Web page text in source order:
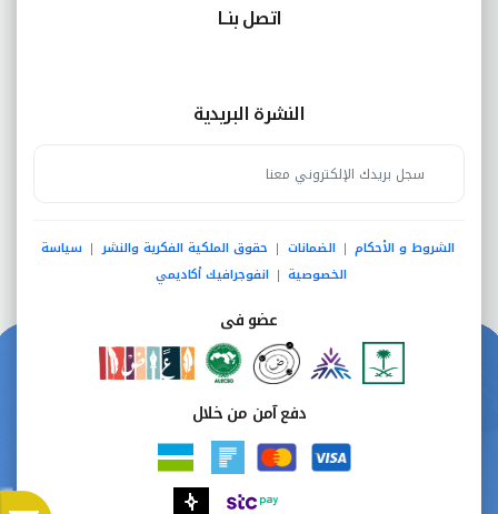
اتصل بنــا
النشرة البريدية
الشروط و الأحكام | الضمانات | حقوق الملكية الفكرية والنشر | سياسة
الخصوصية | انفوجرافيك أكاديمي
عضو فى
دفع آمن من خلال